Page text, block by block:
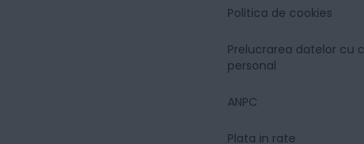
Politica de cookies
Prelucrarea datelor cu
personal
ANPC
Plata in rate